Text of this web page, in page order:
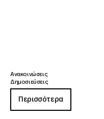
Ανακοινώσεις
Δημοσιεύσεις
Περισσότερα